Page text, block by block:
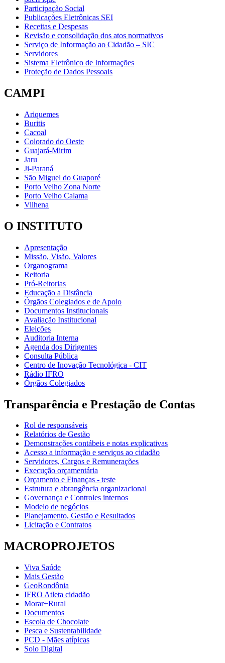
Participação Social
Publicações Eletrônicas SEI
Receitas e Despesas
Revisão e consolidação dos atos normativos
Serviço de Informação ao Cidadão – SIC
Servidores
Sistema Eletrônico de Informações
Proteção de Dados Pessoais
CAMPI
Ariquemes
Buritis
Cacoal
Colorado do Oeste
Guajará-Mirim
Jaru
Ji-Paraná
São Miguel do Guaporé
Porto Velho Zona Norte
Porto Velho Calama
Vilhena
O INSTITUTO
Apresentação
Missão, Visão, Valores
Organograma
Reitoria
Pró-Reitorias
Educação a Distância
Órgãos Colegiados e de Apoio
Documentos Institucionais
Avaliação Institucional
Eleições
Auditoria Interna
Agenda dos Dirigentes
Consulta Pública
Centro de Inovação Tecnológica - CIT
Rádio IFRO
Órgãos Colegiados
Transparência e Prestação de Contas
Rol de responsáveis
Relatórios de Gestão
Demonstrações contábeis e notas explicativas
Acesso a informação e serviços ao cidadão
Servidores, Cargos e Remunerações
Execução orçamentária
Orçamento e Finanças - teste
Estrutura e abrangência organizacional
Governança e Controles internos
Modelo de negócios
Planejamento, Gestão e Resultados
Licitação e Contratos
MACROPROJETOS
Viva Saúde
Mais Gestão
GeoRondônia
IFRO Atleta cidadão
Morar+Rural
Documentos
Escola de Chocolate
Pesca e Sustentabilidade
PCD - Mães atípicas
Solo Digital